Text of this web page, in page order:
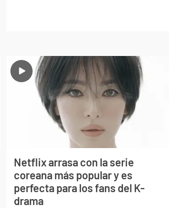
Netflix arrasa con la serie
coreana más popular y es
perfecta para los fans del K-
drama